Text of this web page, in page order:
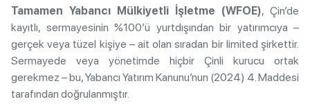
Tamamen Yabancı Mülkiyetli İşletme (WFOE), Çin’de
kayıtlı, sermayesinin %100’ü yurtdışından bir yatırımcıya –
gerçek veya tüzel kişiye – ait olan sıradan bir limited şirkettir.
Sermayede veya yönetimde hiçbir Çinli kurucu ortak
gerekmez – bu, Yabancı Yatırım Kanunu’nun (2024) 4. Maddesi
tarafından doğrulanmıştır.